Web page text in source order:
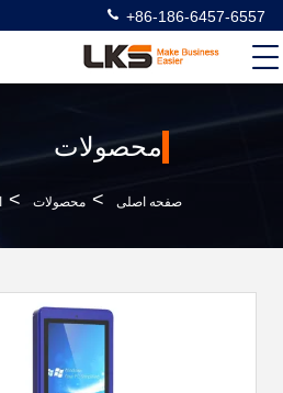
+86-186-6457-6557
محصولات
صفحه اصلی > محصولات >